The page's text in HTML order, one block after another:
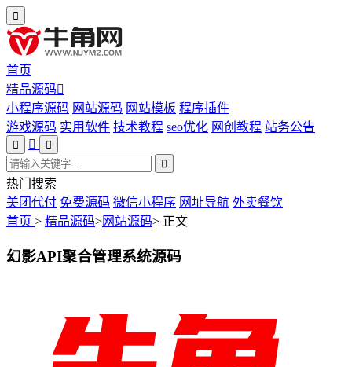
首页
精品源码
小程序源码 网站源码 网站模板 程序插件
游戏源码 实用软件 技术教程 seo优化 网创教程 站务公告
热门搜索
美团代付 免费源码 微信小程序 网址导航 外卖餐饮
首页 > 精品源码>网站源码> 正文
幻影API聚合管理系统源码